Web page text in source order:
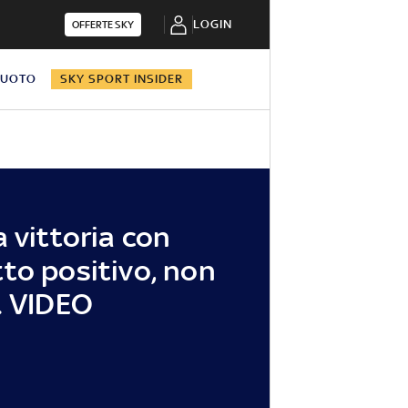
OFFERTE SKY LOGIN
SKY SPORT INSIDER
vittoria con
positivo, non